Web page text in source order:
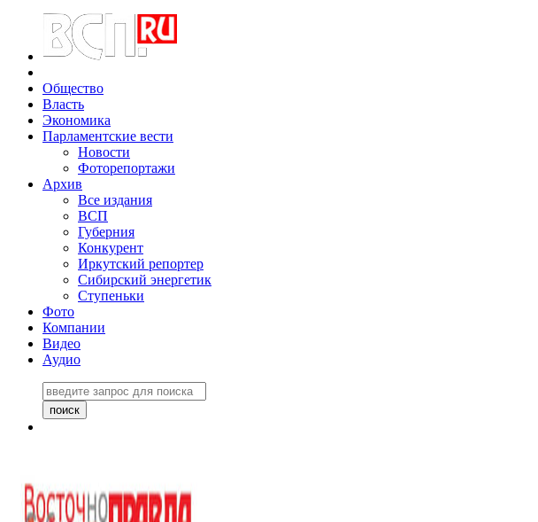
Общество
Власть
Экономика
Парламентские вести
Новости
Фоторепортажи
Архив
Все издания
ВСП
Губерния
Конкурент
Иркутский репортер
Сибирский энергетик
Ступеньки
Фото
Компании
Видео
Аудио